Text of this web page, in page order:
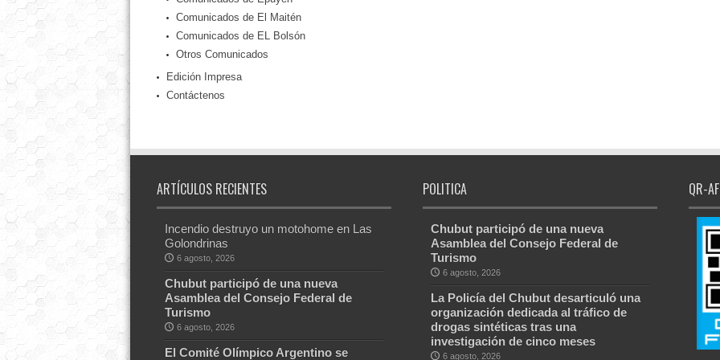
Comunicados de El Maitén
Comunicados de EL Bolsón
Otros Comunicados
Edición Impresa
Contáctenos
ARTÍCULOS RECIENTES
Incendio destruyo un motohome en Las
Golondrinas
6 agosto, 2026
Chubut participó de una nueva
Asamblea del Consejo Federal de
Turismo
6 agosto, 2026
El Comité Olímpico Argentino se
POLITICA
Chubut participó de una nueva
Asamblea del Consejo Federal de
Turismo
6 agosto, 2026
La Policía del Chubut desarticuló una
organización dedicada al tráfico de
drogas sintéticas tras una
investigación de cinco meses
6 agosto, 2026
QR-